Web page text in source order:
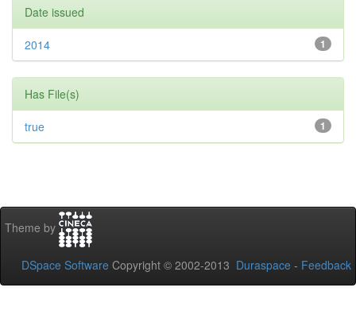
Date issued
1
2014
Has File(s)
1
true
Theme by
DSpace Software Copyright © 2002-2013 Duraspace - Feedback